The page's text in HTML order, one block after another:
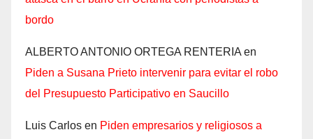
bordo
ALBERTO ANTONIO ORTEGA RENTERIA en
Piden a Susana Prieto intervenir para evitar el robo
del Presupuesto Participativo en Saucillo
Luis Carlos en Piden empresarios y religiosos a